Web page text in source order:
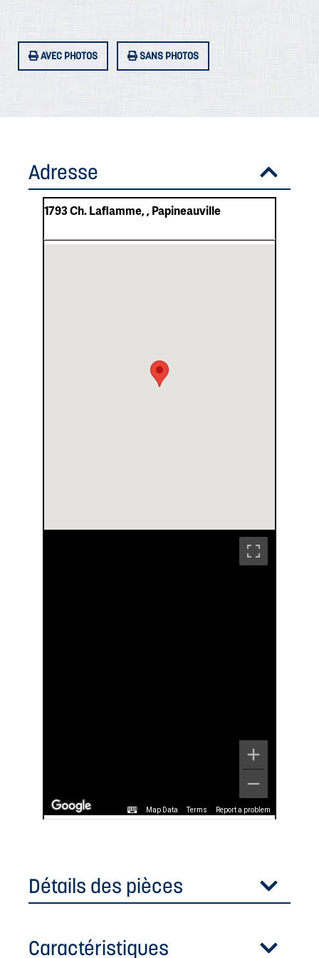
AVEC PHOTOS SANS PHOTOS
Adresse
1793 Ch. Laflamme, , Papineauville
Map Data Terms Report a problem
Détails des pièces
Caractéristiques